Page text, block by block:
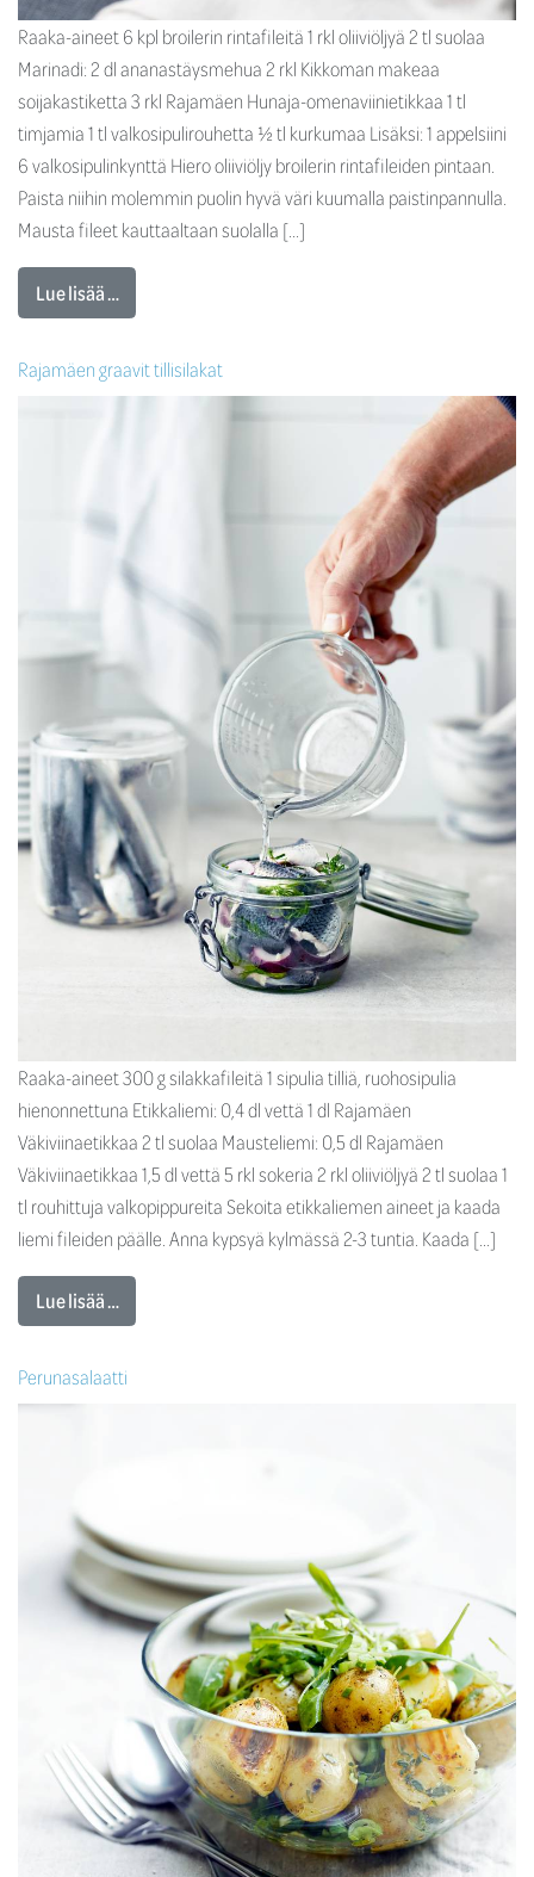
Raaka-aineet 6 kpl broilerin rintafileitä 1 rkl oliiviöljyä 2 tl suolaa
Marinadi: 2 dl ananastäysmehua 2 rkl Kikkoman makeaa
soijakastiketta 3 rkl Rajamäen Hunaja-omenaviinietikkaa 1 tl
timjamia 1 tl valkosipulirouhetta ½ tl kurkumaa Lisäksi: 1 appelsiini
6 valkosipulinkynttä Hiero oliiviöljy broilerin rintafileiden pintaan.
Paista niihin molemmin puolin hyvä väri kuumalla paistinpannulla.
Mausta fileet kauttaaltaan suolalla […]
Lue lisää …
Rajamäen graavit tillisilakat
Raaka-aineet 300 g silakkafileitä 1 sipulia tilliä, ruohosipulia
hienonnettuna Etikkaliemi: 0,4 dl vettä 1 dl Rajamäen
Väkiviinaetikkaa 2 tl suolaa Mausteliemi: 0,5 dl Rajamäen
Väkiviinaetikkaa 1,5 dl vettä 5 rkl sokeria 2 rkl oliiviöljyä 2 tl suolaa 1
tl rouhittuja valkopippureita Sekoita etikkaliemen aineet ja kaada
liemi fileiden päälle. Anna kypsyä kylmässä 2-3 tuntia. Kaada […]
Lue lisää …
Perunasalaatti